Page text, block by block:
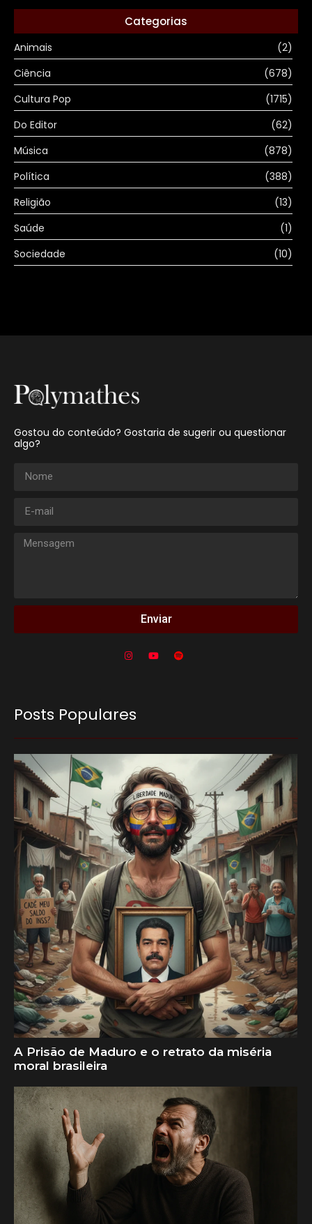
Categorias
Animais
(2)
Ciência
(678)
Cultura Pop
(1715)
Do Editor
(62)
Música
(878)
Política
(388)
Religião
(13)
Saúde
(1)
Sociedade
(10)
Gostou do conteúdo? Gostaria de sugerir ou questionar
algo?
Enviar
Posts Populares
A Prisão de Maduro e o retrato da miséria
moral brasileira